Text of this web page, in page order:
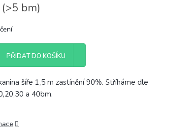
(>5 bm)
PŘIDAT DO KOŠÍKU
šíře 1,5 m zastínění 90%. Stříháme dle
a 40bm.